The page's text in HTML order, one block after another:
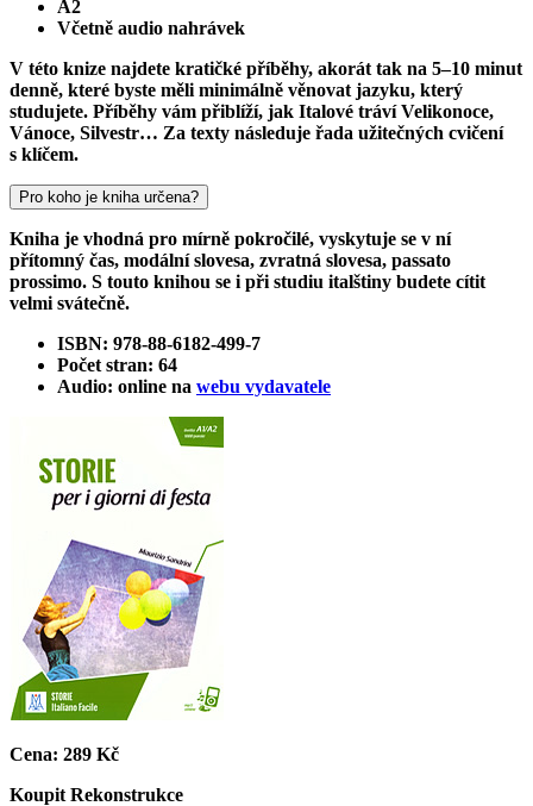
A2
Včetně audio nahrávek
V této knize najdete kratičké příběhy, akorát tak na 5–10 minut
denně, které byste měli minimálně věnovat jazyku, který
studujete. Příběhy vám přiblíží, jak Italové tráví Velikonoce,
Vánoce, Silvestr… Za texty následuje řada užitečných cvičení
s klíčem.
Pro koho je kniha určena?
Kniha je vhodná pro mírně pokročilé, vyskytuje se v ní
přítomný čas, modální slovesa, zvratná slovesa, passato
prossimo. S touto knihou se i při studiu italštiny budete cítit
velmi svátečně.
ISBN: 978-88-6182-499-7
Počet stran: 64
Audio: online na webu vydavatele
Cena: 289 Kč
Koupit Rekonstrukce